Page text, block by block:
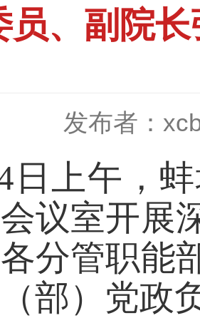
员、副院
发布者：
日上午，
议室开展
分管职能
部） 党政